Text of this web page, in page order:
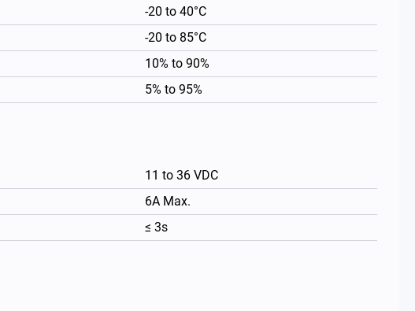
-20 to 40°C
-20 to 85°C
10% to 90%
5% to 95%
11 to 36 VDC
6A Max.
≤ 3s